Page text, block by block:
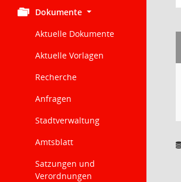
Dokumente
Aktuelle Dokumente
Aktuelle Vorlagen
Recherche
Anfragen
Stadtverwaltung
Amtsblatt
Satzungen und
Verordnungen